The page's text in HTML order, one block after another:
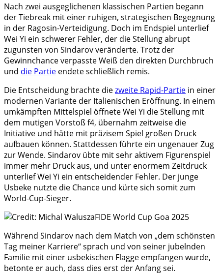
Nach zwei ausgeglichenen klassischen Partien begann
der Tiebreak mit einer ruhigen, strategischen Begegnung
in der Ragosin-Verteidigung. Doch im Endspiel unterlief
Wei Yi ein schwerer Fehler, der die Stellung abrupt
zugunsten von Sindarov veränderte. Trotz der
Gewinnchance verpasste Weiß den direkten Durchbruch
und die Partie endete schließlich remis.
Die Entscheidung brachte diezweite Rapid-Partie in einer
modernen Variante der Italienischen Eröffnung. In einem
umkämpften Mittelspiel öffnete Wei Yi die Stellung mit
dem mutigen Vorstoß f4, übernahm zeitweise die
Initiative und hätte mit präzisem Spiel großen Druck
aufbauen können. Stattdessen führte ein ungenauer Zug
zur Wende. Sindarov übte mit sehr aktivem Figurenspiel
immer mehr Druck aus, und unter enormem Zeitdruck
unterlief Wei Yi ein entscheidender Fehler. Der junge
Usbeke nutzte die Chance und kürte sich somit zum
World-Cup-Sieger.
Während Sindarov nach dem Match von „dem schönsten
Tag meiner Karriere“ sprach und von seiner jubelnden
Familie mit einer usbekischen Flagge empfangen wurde,
betonte er auch, dass dies erst der Anfang sei.